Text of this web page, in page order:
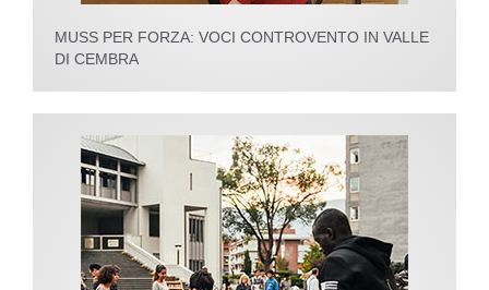
MUSS PER FORZA: VOCI CONTROVENTO IN VALLE
DI CEMBRA